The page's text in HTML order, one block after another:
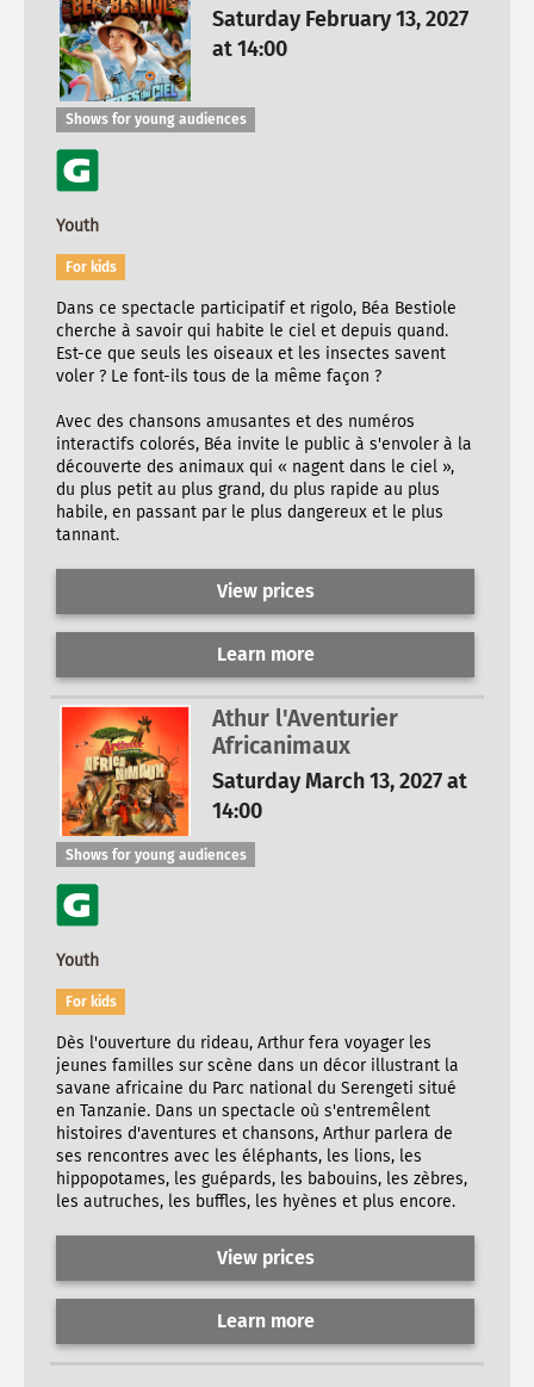
Saturday February 13, 2027
at 14:00
Shows for young audiences
Youth
For kids
Dans ce spectacle participatif et rigolo, Béa Bestiole
cherche à savoir qui habite le ciel et depuis quand.
Est-ce que seuls les oiseaux et les insectes savent
voler ? Le font-ils tous de la même façon ?
Avec des chansons amusantes et des numéros
interactifs colorés, Béa invite le public à s'envoler à la
découverte des animaux qui « nagent dans le ciel »,
du plus petit au plus grand, du plus rapide au plus
habile, en passant par le plus dangereux et le plus
tannant.
View prices
Learn more
Athur l'Aventurier
Africanimaux
Saturday March 13, 2027 at
14:00
Shows for young audiences
Youth
For kids
Dès l'ouverture du rideau, Arthur fera voyager les
jeunes familles sur scène dans un décor illustrant la
savane africaine du Parc national du Serengeti situé
en Tanzanie. Dans un spectacle où s'entremêlent
histoires d'aventures et chansons, Arthur parlera de
ses rencontres avec les éléphants, les lions, les
hippopotames, les guépards, les babouins, les zèbres,
les autruches, les buffles, les hyènes et plus encore.
View prices
Learn more